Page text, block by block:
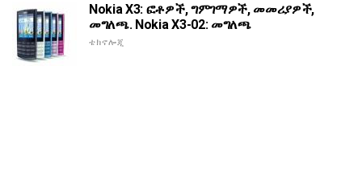
Nokia X3: ፎቶዎች, ግምገማዎች, መመሪያዎች,
መግለጫ. Nokia X3-02: መግለጫ
ቴክኖሎጂ